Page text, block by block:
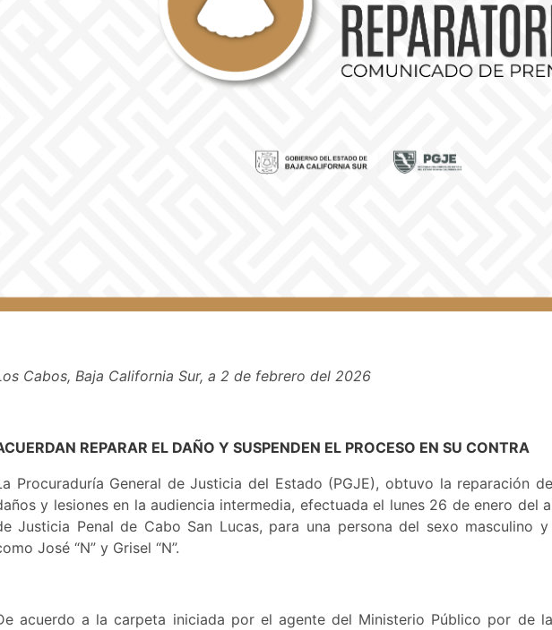
Cabos, Baja California Sur, a 2 de febrero del 2026
REPARAR EL DAÑO Y SUSPENDEN EL PROCESO EN SU CONTRA
Procuraduría General de Justicia del Estado (PGJE), obtuvo la reparación
y lesiones en la audiencia intermedia, efectuada el lunes 26 de enero del
Justicia Penal de Cabo San Lucas, para una persona del sexo masculino
José “N” y Grisel “N”.
acuerdo a la carpeta iniciada por el agente del Ministerio Público por de